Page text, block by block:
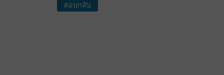
ตอบกลับ